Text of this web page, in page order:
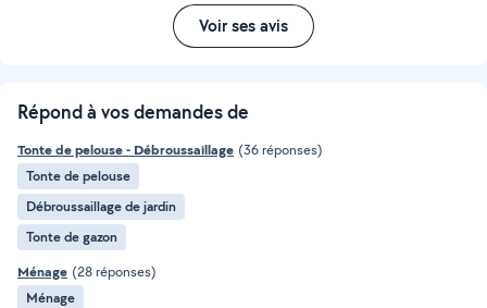
Voir ses avis
Répond à vos demandes de
Tonte de pelouse - Débroussaillage (36 réponses)
Tonte de pelouse
Débroussaillage de jardin
Tonte de gazon
Ménage (28 réponses)
Ménage